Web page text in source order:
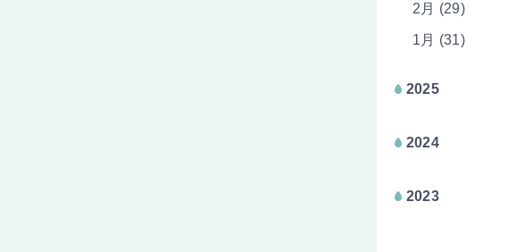
2月 (29)
1月 (31)
2025
2024
2023